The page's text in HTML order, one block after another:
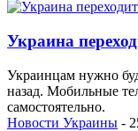
Украина
Украинцам нужно
назад. Мобильные
самостоятельно.
Новости Украины -